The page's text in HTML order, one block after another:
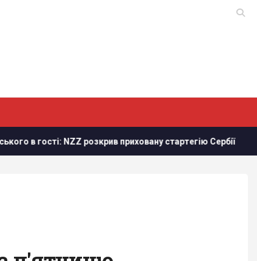
гості: NZZ розкрив приховану стартегію Сербії